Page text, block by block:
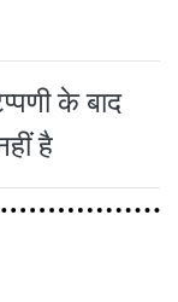
के बाद
है